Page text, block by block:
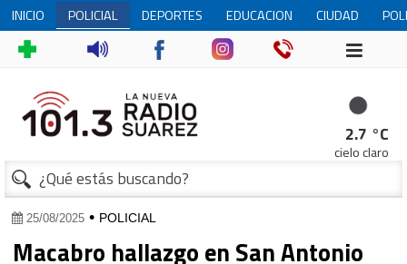
INICIO POLICIAL DEPORTES EDUCACION CIUDAD
2.7 °C
cielo claro
25/08/2025• POLICIAL
Macabro hallazgo en San Antonio